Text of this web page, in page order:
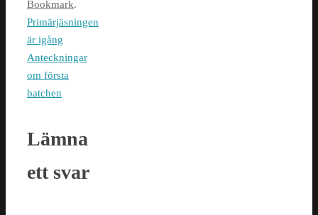
Bookmark.
Primärjäsningen
är igång
Anteckningar
om första
batchen
Lämna
ett svar